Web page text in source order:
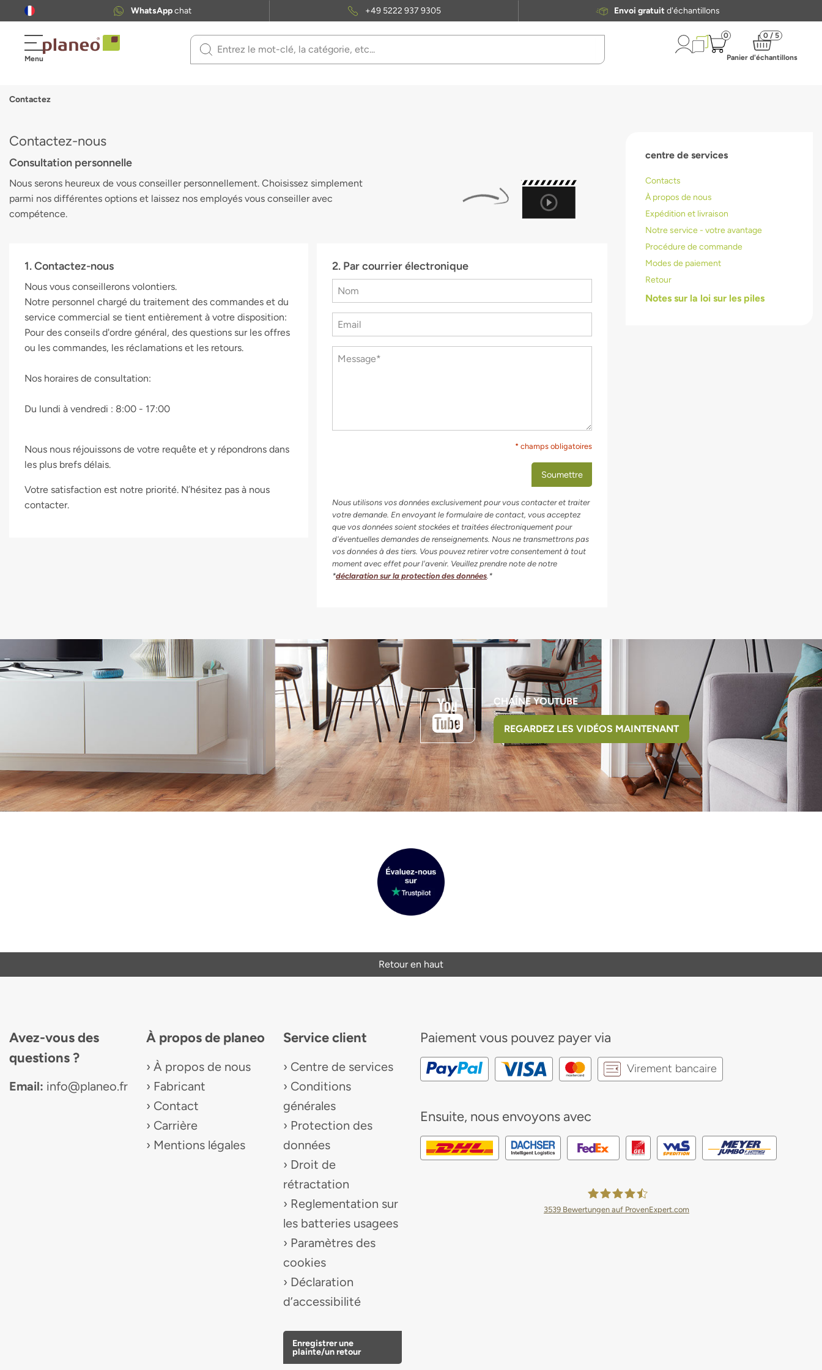
WhatsAppchat +49 5222 937 9305 Envoi gratuitd'échantillons
Menu
Use
enter
to
users
can
touch
and
0 0 / 5
Panier d'échantillons
Contactez
Contactez-nous
Consultation personnelle
Nous serons heureux de vous conseiller personnellement. Choisissez simplement
parmi nos différentes options et laissez nos employés vous conseiller avec
compétence.
1. Contactez-nous
Nous vous conseillerons volontiers.
Notre personnel chargé du traitement des commandes et du
service commercial se tient entièrement à votre disposition:
Pour des conseils d'ordre général, des questions sur les offres
ou les commandes, les réclamations et les retours.
Nos horaires de consultation:
Du lundi à vendredi : 8:00 - 17:00
Nous nous réjouissons de votre requête et y répondrons dans
les plus brefs délais.
Votre satisfaction est notre priorité. N’hésitez pas à nous
contacter.
2. Par courrier électronique
* champs obligatoires
Soumettre
Nous utilisons vos données exclusivement pour vous contacter et traiter
votre demande. En envoyant le formulaire de contact, vous acceptez
que vos données soient stockées et traitées électroniquement pour
d'éventuelles demandes de renseignements. Nous ne transmettrons pas
vos données à des tiers. Vous pouvez retirer votre consentement à tout
moment avec effet pour l'avenir. Veuillez prendre note de notre
*déclaration sur la protection des données.*
centre de services
Contacts
À propos de nous
Expédition et livraison
Notre service - votre avantage
Procédure de commande
Modes de paiement
Retour
Notes sur la loi sur les piles
CHAÎNE YOUTUBE
REGARDEZ LES VIDÉOS MAINTENANT
Retour en haut
Avez-vous des
questions ?
Email: info@planeo.fr
À propos de planeo
À propos de nous
Fabricant
Contact
Carrière
Mentions légales
Service client
Centre de services
Conditions
générales
Protection des
données
Droit de
rétractation
Reglementation sur
les batteries usagees
Paramètres des
cookies
Déclaration
d’accessibilité
Enregistrer une
plainte/un retour
Paiementvous pouvez payer via
Virement bancaire
Ensuite, nous envoyons avec
3539 Bewertungen auf ProvenExpert.com